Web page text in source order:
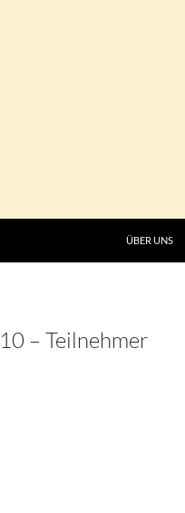
ÜBER UNS
– Teilnehmer